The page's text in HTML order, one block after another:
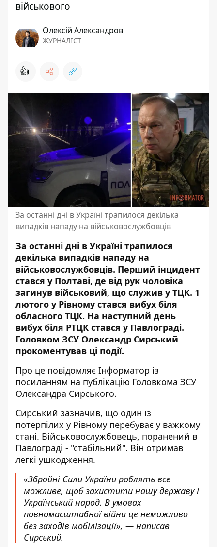
військового
Олексій Александров
ЖУРНАЛІСТ
👍
За останні дні в Україні трапилося декілька
випадків нападу на військовослужбовців
За останні дні в Україні трапилося
декілька випадків нападу на
військовослужбовців. Перший інцидент
стався у Полтаві, де від рук чоловіка
загинув військовий, що служив у ТЦК. 1
лютого у Рівному стався вибух біля
обласного ТЦК. На наступний день
вибух біля РТЦК стався у Павлограді.
Головком ЗСУ Олександр Сирський
прокоментував ці події.
Про це повідомляє Інформатор із
посиланням на публікацію Головкома ЗСУ
Олександра Сирського.
Сирський зазначив, що один із
потерпілих у Рівному перебуває у важкому
стані. Військовослужбовець, поранений в
Павлограді - "стабільний". Він отримав
легкі ушкодження.
«Збройні Сили України роблять все
можливе, щоб захистити нашу державу і
Український народ. В умовах
повномасштабної війни це неможливо
без заходів мобілізації», — написав
Сирський.